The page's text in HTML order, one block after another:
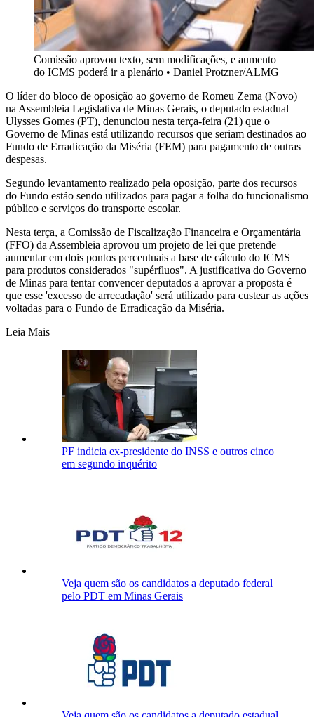
Comissão aprovou texto, sem modificações, e aumento
do ICMS poderá ir a plenário • Daniel Protzner/ALMG
O líder do bloco de oposição ao governo de Romeu Zema (Novo)
na Assembleia Legislativa de Minas Gerais, o deputado estadual
Ulysses Gomes (PT), denunciou nesta terça-feira (21) que o
Governo de Minas está utilizando recursos que seriam destinados ao
Fundo de Erradicação da Miséria (FEM) para pagamento de outras
despesas.
Segundo levantamento realizado pela oposição, parte dos recursos
do Fundo estão sendo utilizados para pagar a folha do funcionalismo
público e serviços do transporte escolar.
Nesta terça, a Comissão de Fiscalização Financeira e Orçamentária
(FFO) da Assembleia aprovou um projeto de lei que pretende
aumentar em dois pontos percentuais a base de cálculo do ICMS
para produtos considerados "supérfluos". A justificativa do Governo
de Minas para tentar convencer deputados a aprovar a proposta é
que esse 'excesso de arrecadação' será utilizado para custear as ações
voltadas para o Fundo de Erradicação da Miséria.
Leia Mais
PF indicia ex-presidente do INSS e outros cinco
em segundo inquérito
Veja quem são os candidatos a deputado federal
pelo PDT em Minas Gerais